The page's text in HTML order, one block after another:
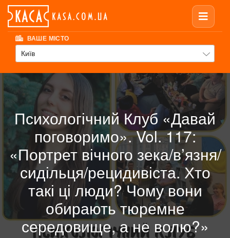
ВАШЕ МІСТО
Київ
Психологічний Клуб «Давай
поговоримо». Vol. 117:
«Портрет вічного зека/в’язня/
сидільця/рецидивіста. Хто
такі ці люди? Чому вони
обирають тюремне
середовище, а не волю?»